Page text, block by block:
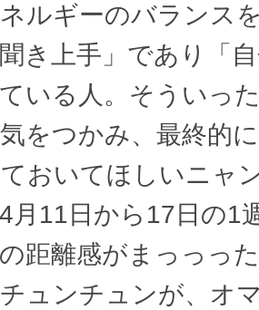
ルギーのバランス
き上手」であり「
いる人。そういっ
をつかみ、最終的
おいてほしいニ
月11日から17日の1
距離感がまっっっ
ュンチュンが、オ